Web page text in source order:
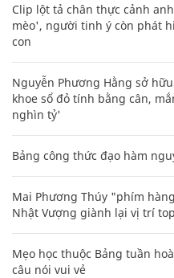
Clip lột tả chân thực cảnh
mèo', người tinh ý còn phát
con
Nguyễn Phương Hằng sở
khoe sổ đỏ tính bằng cân,
nghìn tỷ'
Bảng công thức đạo hàm
Mai Phương Thúy "phím
Nhật Vượng giành lại vị trí
Mẹo học thuộc Bảng tuần
câu nói vui vẻ